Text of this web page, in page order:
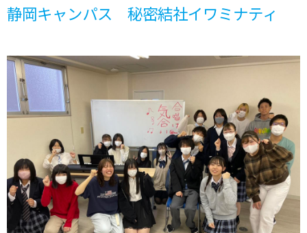
静岡キャンパス 秘密結社イワミナティ